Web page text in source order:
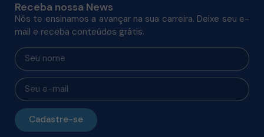
Receba nossa News
Nós te ensinamos a avançar na sua carreira. Deixe seu e-
mail e receba conteúdos grátis.
Cadastre-se